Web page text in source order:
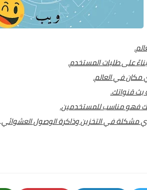
على طلبات المستخدم.
قنواتك.
فهو مناسب للمستخدمين.
مشكلة في التخزين وذاكرة الوصول العشوائي.